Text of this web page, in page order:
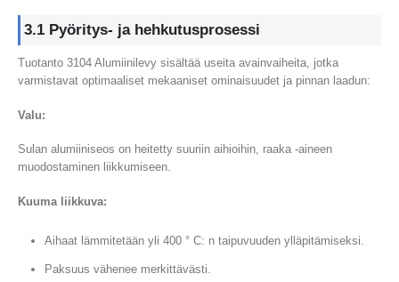
3.1 Pyöritys- ja hehkutusprosessi
Tuotanto 3104 Alumiinilevy sisältää useita avainvaiheita, jotka
varmistavat optimaaliset mekaaniset ominaisuudet ja pinnan laadun:
Valu:
Sulan alumiiniseos on heitetty suuriin aihioihin, raaka -aineen
muodostaminen liikkumiseen.
Kuuma liikkuva:
Aihaat lämmitetään yli 400 ° C: n taipuvuuden ylläpitämiseksi.
Paksuus vähenee merkittävästi.